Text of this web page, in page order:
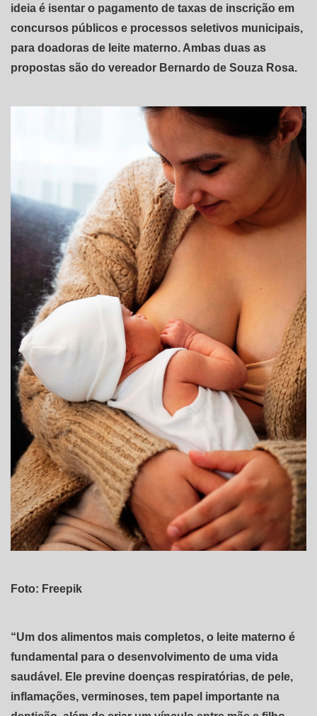
ideia é isentar o pagamento de taxas de inscrição em
concursos públicos e processos seletivos municipais,
para doadoras de leite materno. Ambas duas as
propostas são do vereador Bernardo de Souza Rosa.
Foto: Freepik
“Um dos alimentos mais completos, o leite materno é
fundamental para o desenvolvimento de uma vida
saudável. Ele previne doenças respiratórias, de pele,
inflamações, verminoses, tem papel importante na